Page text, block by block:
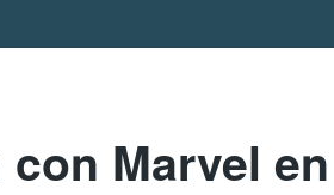
Marvel